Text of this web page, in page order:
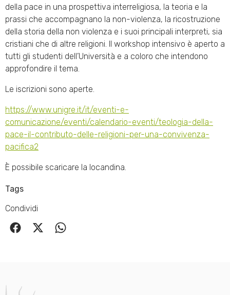
della pace in una prospettiva interreligiosa, la teoria e la
prassi che accompagnano la non-violenza, la ricostruzione
della storia della non violenza e i suoi principali interpreti, sia
cristiani che di altre religioni. Il workshop intensivo è aperto a
tutti gli studenti dell’Università e a coloro che intendono
approfondire il tema.
Le iscrizioni sono aperte.
https://www.unigre.it/it/eventi-e-
comunicazione/eventi/calendario-eventi/teologia-della-
pace-il-contributo-delle-religioni-per-una-convivenza-
pacifica2
È possibile scaricare la locandina.
Tags
Condividi